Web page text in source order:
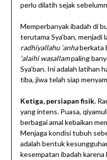
perlu dilatih sejak
Memperbanyak ibadah di
terutama Sya‘ban,
radhiyallahu ‘anhaberkata
‘alaihi wasallampaling
Sya‘ban. Ini adalah latihan
tiba, jiwa telah siap
Ketiga, persiapan fisik.
yang intens. Puasa,
berbagai amal kebaikan
Menjaga kondisi tubuh
adalah bentuk
kesempatan ibadah